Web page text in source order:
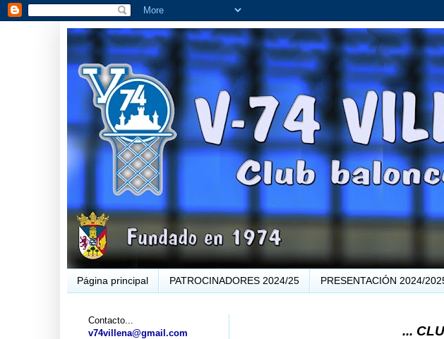
Página principal PATROCINADORES 2024/25 PRESENTACIÓN 2024/
... CLUB
Contacto...
v74villena@gmail.com